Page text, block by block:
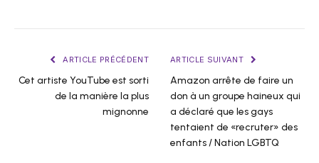
ARTICLE PRÉCÉDENT
Cet artiste YouTube est sorti
de la manière la plus
mignonne
ARTICLE SUIVANT
Amazon arrête de faire un
don à un groupe haineux qui
a déclaré que les gays
tentaient de «recruter» des
enfants / Nation LGBTQ